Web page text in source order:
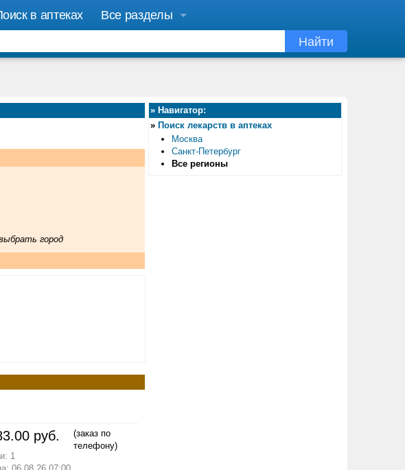
в аптеках
Все разделы
Найти
город
руб.
1
(заказ по
телефону)
» Навигатор:
» Поиск лекарств в аптеках
Москва
Санкт-Петербург
Все регионы